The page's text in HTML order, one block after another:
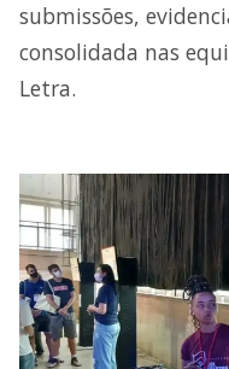
submissões,
consolidada nas
Letra.